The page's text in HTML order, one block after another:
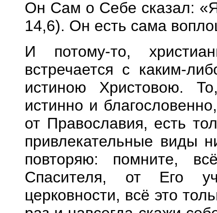
Он Сам о Себе сказал:
14,6). Он есть сама
И потому-то,
встречается с каким-
истиною Христовою.
истинно и
от Православия, есть
привлекательные виды
повторяю: помните, вс
Спасителя, от Его
церковности, всё это